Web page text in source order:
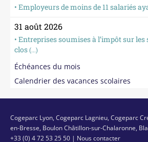
• Employeurs de moins de 11 salariés
31 août 2026
• Entreprises soumises à l’impôt sur
clos (...)
Échéances du mois
Calendrier des vacances scolaires
Cogeparc Lyon, Cogeparc Lagnieu, Cogeparc
en-Bresse, Boulon Châtillon-sur-Chalaronne,
+33 (0) 4 72 53 25 50 | Nous contacter